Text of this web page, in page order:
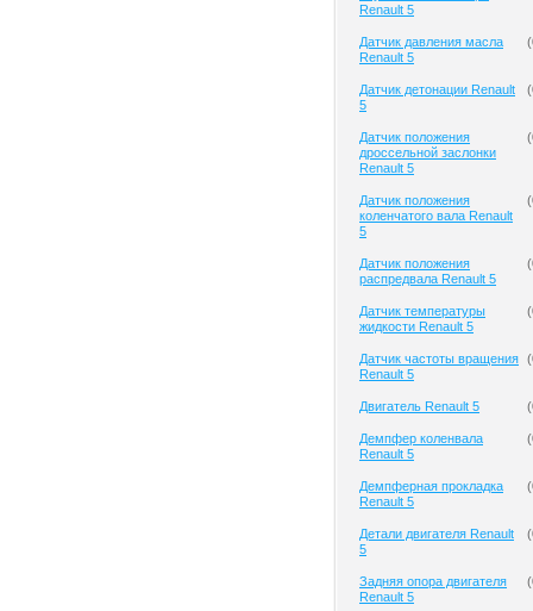
Renault 5
Датчик давления масла
Renault 5
(
Датчик детонации Renault
5
(
Датчик положения
дроссельной заслонки
Renault 5
(
Датчик положения
коленчатого вала Renault
5
(
Датчик положения
распредвала Renault 5
(
Датчик температуры
жидкости Renault 5
(
Датчик частоты вращения
Renault 5
(
Двигатель Renault 5 (
Демпфер коленвала
Renault 5
(
Демпферная прокладка
Renault 5
(
Детали двигателя Renault
5
(
Задняя опора двигателя
Renault 5
(